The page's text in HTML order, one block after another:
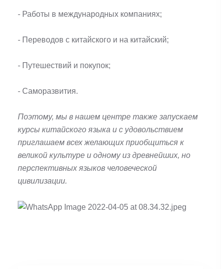
- Работы в международных компаниях;
- Переводов с китайского и на китайский;
- Путешествий и покупок;
- Саморазвития.
Поэтому, мы в нашем центре также запускаем
курсы китайского языка и с удовольствием
приглашаем всех желающих приобщиться к
великой культуре и одному из древнейших, но
перспективных языков человеческой
цивилизации.